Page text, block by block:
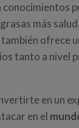
conocimientos
más
ofrece
tanto a nivel
en un
en el